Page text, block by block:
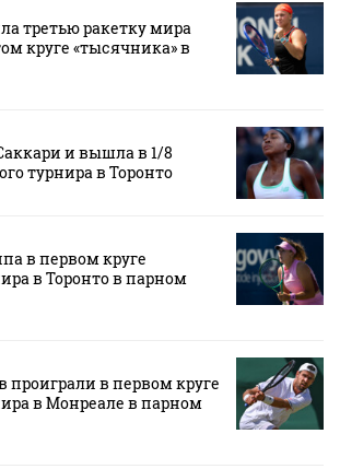
третью ракетку мира
круге «тысячника» в
и вышла в 1/8
турнира в Торонто
в первом круге
в Торонто в парном
проиграли в первом круге
в Монреале в парном